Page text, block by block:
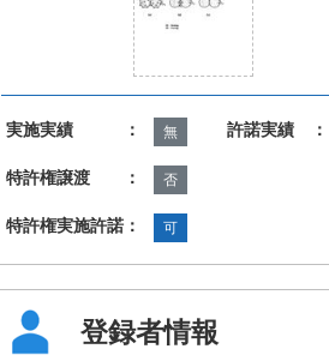
実施実績 ： 無 許諾実績 ：
特許権譲渡 ： 否
特許権実施許諾： 可
登録者情報